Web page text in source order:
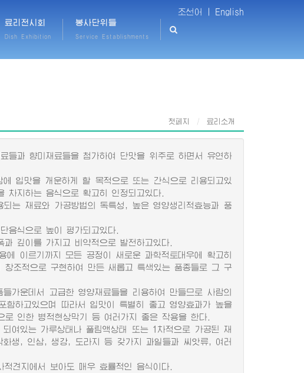
조선어 | English
료리전시회
Dish Exhibition
봉사단위들
Service Establishments
첫페지 료리소개
과 향미재료들을 첨가하여 단맛을 위주로 하면서 유연하
입맛을 개운하게 할 목적으로 또는 간식으로 리용되고있
지하는 음식으로 확고히 인정되고있다.
는 재료와 가공방법의 독특성, 높은 영양생리적효능과 풍
식으로 높이 평가되고있다.
깊이를 가지고 비약적으로 발전하고있다.
이르기까지 모든 공정이 새로운 과학적토대우에 확고히
조적으로 구현하여 만든 새롭고 특색있는 품종들로 그 구
운데서 고급한 영양재료들을 리용하여 만들므로 사람의
함하고있으며 따라서 입맛이 특별히 좋고 영양효과가 높을
인한 병적현상막기 등 여러가지 좋은 작용을 한다.
있는 가루상태나 풀림액상태 또는 1차적으로 가공된 재
생, 인삼, 생강, 도라지 등 갖가지 과일들과 씨앗류, 여러
견지에서 보아도 매우 효률적인 음식이다.